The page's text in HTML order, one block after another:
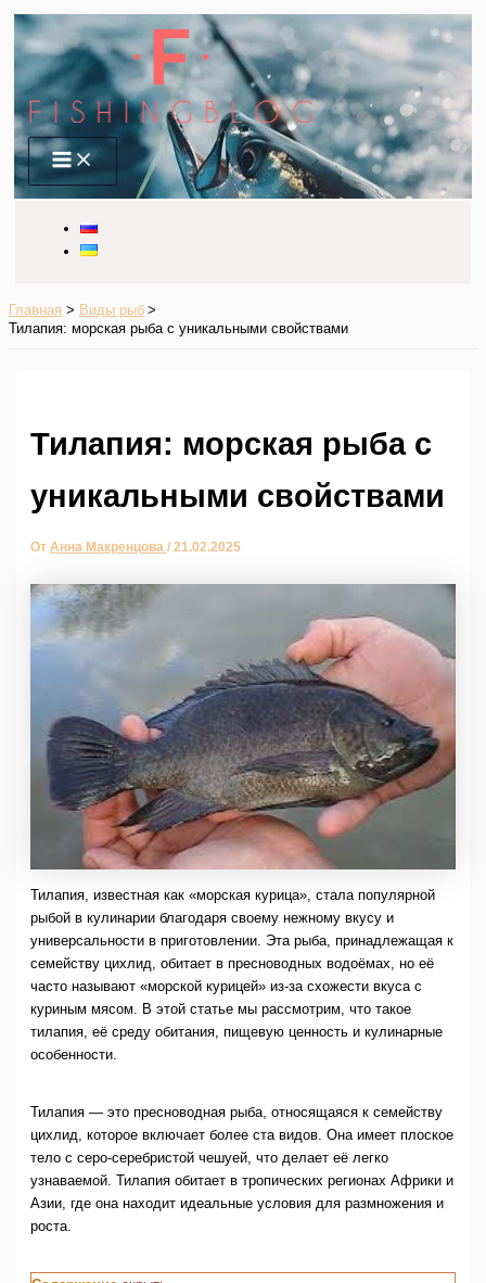
Перейти
содержимому
Main
Menu
Главная
Виды рыб
Тилапия: морская рыба с уникальными свойствами
Тилапия: морская рыба с
уникальными свойствами
От Анна Макренцова / 21.02.2025
Тилапия, известная как «морская курица», стала популярной
рыбой в кулинарии благодаря своему нежному вкусу и
универсальности в приготовлении. Эта рыба, принадлежащая к
семейству цихлид, обитает в пресноводных водоёмах, но её
часто называют «морской курицей» из-за схожести вкуса с
куриным мясом. В этой статье мы рассмотрим, что такое
тилапия, её среду обитания, пищевую ценность и кулинарные
особенности.
Тилапия — это пресноводная рыба, относящаяся к семейству
цихлид, которое включает более ста видов. Она имеет плоское
тело с серо-серебристой чешуей, что делает её легко
узнаваемой. Тилапия обитает в тропических регионах Африки и
Азии, где она находит идеальные условия для размножения и
роста.